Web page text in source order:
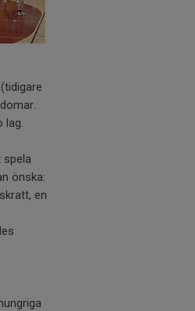
lag.
spela
önska:
en